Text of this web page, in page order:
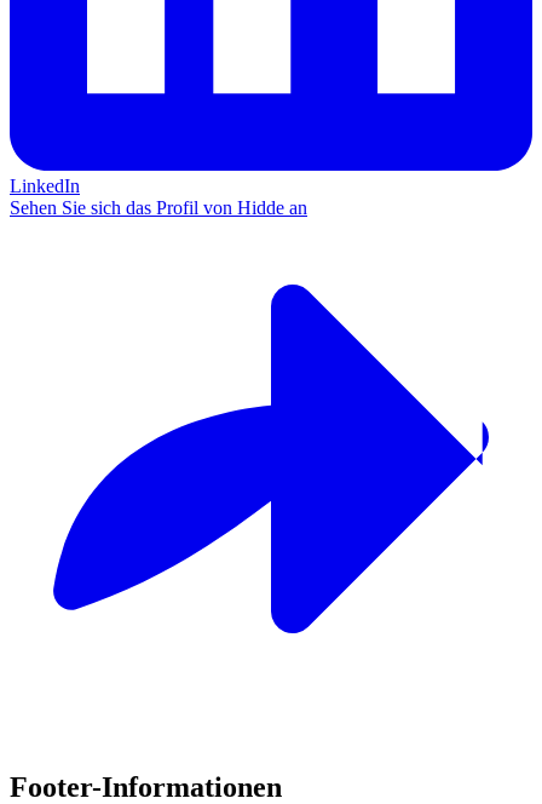
LinkedIn
Sehen Sie sich das Profil von Hidde an
Footer-Informationen